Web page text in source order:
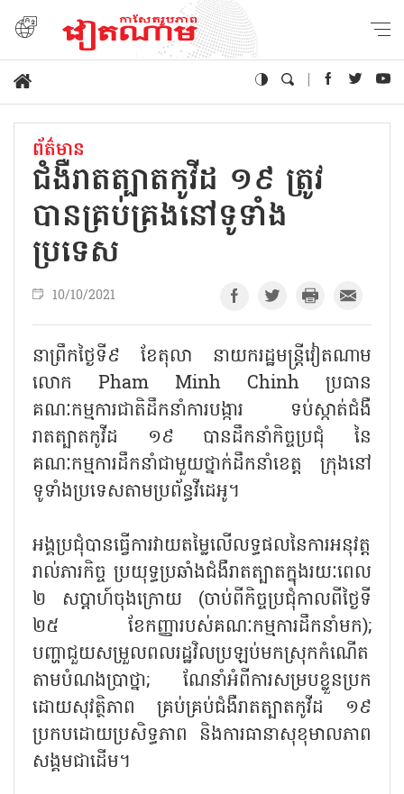
ព័ត៌មាន
ជំងឺរាតត្បាតកូវីដ ១៩ ត្រូវ
បានគ្រប់គ្រងនៅទូទាំង
ប្រទេស
10/10/2021
នាព្រឹកថ្ងៃទី៩ ខែតុលា នាយករដ្ឋមន្រ្តីវៀតណាម
លោក Pham Minh Chinh ប្រធាន
គណៈកម្មការជាតិដឹកនាំការបង្ការ ទប់ស្កាត់ជំងឺ
រាតត្បាតកូវីដ ១៩ បានដឹកនាំកិច្ចប្រជុំ នៃ
គណៈកម្មការដឹកនាំជាមួយថ្នាក់ដឹកនាំខេត្ត ក្រុងនៅ
ទូទាំងប្រទេសតាមប្រព័ន្ធវីដេអូ។
អង្គប្រជុំបានធ្វើការវាយតម្លៃលើលទ្ធផលនៃការអនុវត្ត
រាល់ភារកិច្ច ប្រយុទ្ធប្រឆាំងជំងឺរាតត្បាតក្នុងរយៈពេល
២ សប្តាហ៍ចុងក្រោយ (ចាប់ពីកិច្ចប្រជុំកាលពីថ្ងៃទី
២៥ ខែកញ្ញារបស់គណៈកម្មការដឹកនាំមក);
បញ្ហាជួយសម្រួលពលរដ្ឋវិលប្រឡប់មកស្រុកកំណើត
តាមបំណងប្រាថ្នា; ណែនាំអំពីការសម្របខ្លួនប្រក
ដោយសុវត្ថិភាព គ្រប់គ្រប់ជំងឺរាតត្បាតកូវីដ ១៩
ប្រកបដោយប្រសិទ្ធភាព និងការធានាសុខុមាលភាព
សង្គមជាដើម។